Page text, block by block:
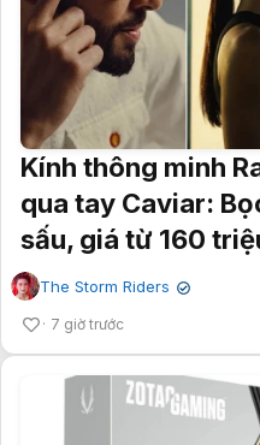
Kính thông minh
qua tay Caviar:
sấu, giá từ 160
The Storm Riders ✔
7 giờ trước